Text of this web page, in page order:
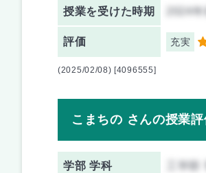
授業を受けた時期
評価 充実 4
(2025/02/08) [4096555]
こまちの さんの授業評
学部 学科